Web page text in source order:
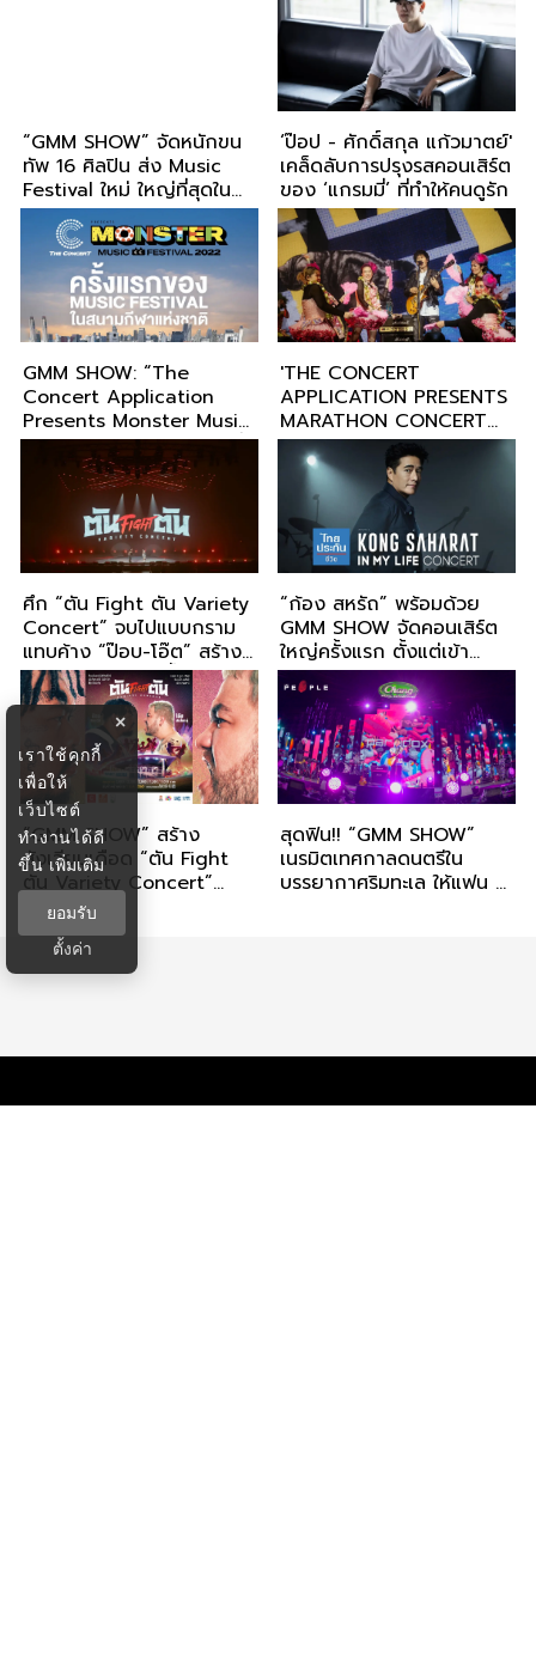
“GMM SHOW” จัดหนักขน
ทัพ 16 ศิลปิน ส่ง Music
Festival ใหม่ ใหญ่ที่สุดใน
ภาคใต้
‘ป๊อป - ศักดิ์สกุล แก้วมาตย์'
เคล็ดลับการปรุงรสคอนเสิร์ต
ของ ‘แกรมมี่’ ที่ทำให้คนดูรัก
GMM SHOW: “The
Concert Application
Presents Monster Music
Festival" ขนทัพศิลปินฮิตที่
วัยรุ่นชื่นชอบ
'THE CONCERT
APPLICATION PRESENTS
MARATHON CONCERT
FEST' เทศกาลคอนเสิร์ตใน
อารีน่าฮอลล์ที่ใหญ่ที่สุด เล่น
ต่อเนื่องและยาวนานที่สุด
ของเมืองไทย
ศึก “ตัน Fight ตัน Variety
Concert” จบไปแบบกราม
แทบค้าง “ป๊อบ-โอ๊ต” สร้าง
เซอร์ไพรส์ทุกนาทีตั้งแต่ต้น
จนจบ!!
“ก้อง สหรัถ” พร้อมด้วย
GMM SHOW จัดคอนเสิร์ต
ใหญ่ครั้งแรก ตั้งแต่เข้า
วงการมา 34 ปี กับ “ไทย
ประกันชีวิต presents
KONG SAHARAT IN MY
LIFE CONCERT”
“GMM SHOW” สร้าง
สังเวียนเดือด “ตัน Fight
ตัน Variety Concert”
“ป๊อบ-โอ๊ต” ประกาศศึกแห่ง
การไม่มีศักดิ์ศรี เล่นกันทุกวิธี
ไม่มีคำว่าเพื่อนกัน!!
สุดฟิน!! “GMM SHOW”
เนรมิตเทศกาลดนตรีใน
บรรยากาศริมทะเล ให้แฟน ๆ
×
เราใช้คุกกี้
เพื่อให้
เว็บไซต์
ทำงานได้ดี
ขึ้นเพิ่มเติม
ยอมรับ
ตั้งค่า